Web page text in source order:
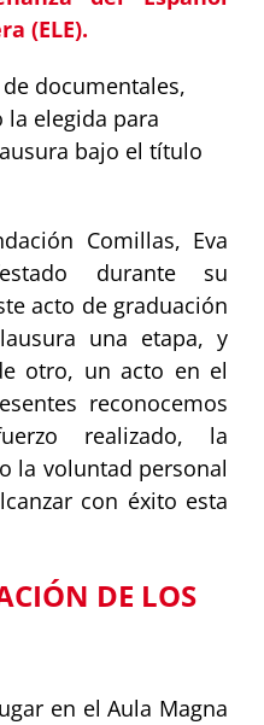
(ELE).
documentales,
la elegida para
bajo el título
Comillas, Eva
durante su
acto de graduación
una etapa, y
otro, un acto en el
reconocemos
realizado, la
la voluntad personal
con éxito esta
DE LOS
en el Aula Magna